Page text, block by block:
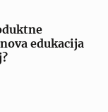
edukacija